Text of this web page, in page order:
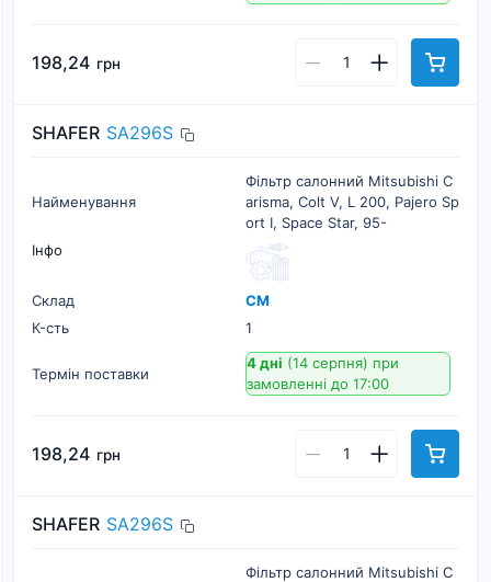
198,24 грн
SHAFER SA296S
Найменування
Фільтр салонний Mitsubishi C
arisma, Colt V, L 200, Pajero Sp
ort I, Space Star, 95-
Інфо
Склад
СМ
К-cть
1
Термін поставки
4 дні (14 серпня) при
замовленні до 17:00
198,24 грн
SHAFER SA296S
Фільтр салонний Mitsubishi C